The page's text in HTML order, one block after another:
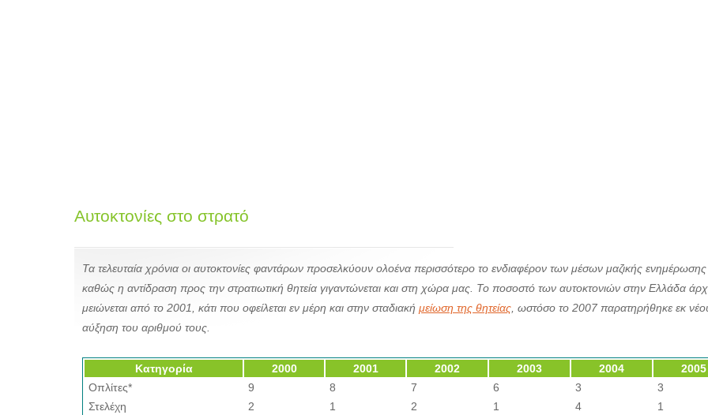
Αυτοκτονίες στο στρατό
Τα τελευταία χρόνια οι αυτοκτονίες φαντάρων προσελκύουν ολοένα περισσότερο το ενδιαφέρον των μέσων μαζικής ενημέρωσης
καθώς η αντίδραση προς την στρατιωτική θητεία γιγαντώνεται και στη χώρα μας. Το ποσοστό των αυτοκτονιών στην Ελλάδα
μειώνεται από το 2001, κάτι που οφείλεται εν μέρη και στην σταδιακήμείωση της θητείας , ωστόσο το 2007 παρατηρήθηκε εκ
αύξηση του αριθμού τους.
Κατηγορία 2000 2001 2002 2003 2004
2005
Οπλίτες*
9 8 7 6 3
3
Στελέχη
2 1 2 1 4
1